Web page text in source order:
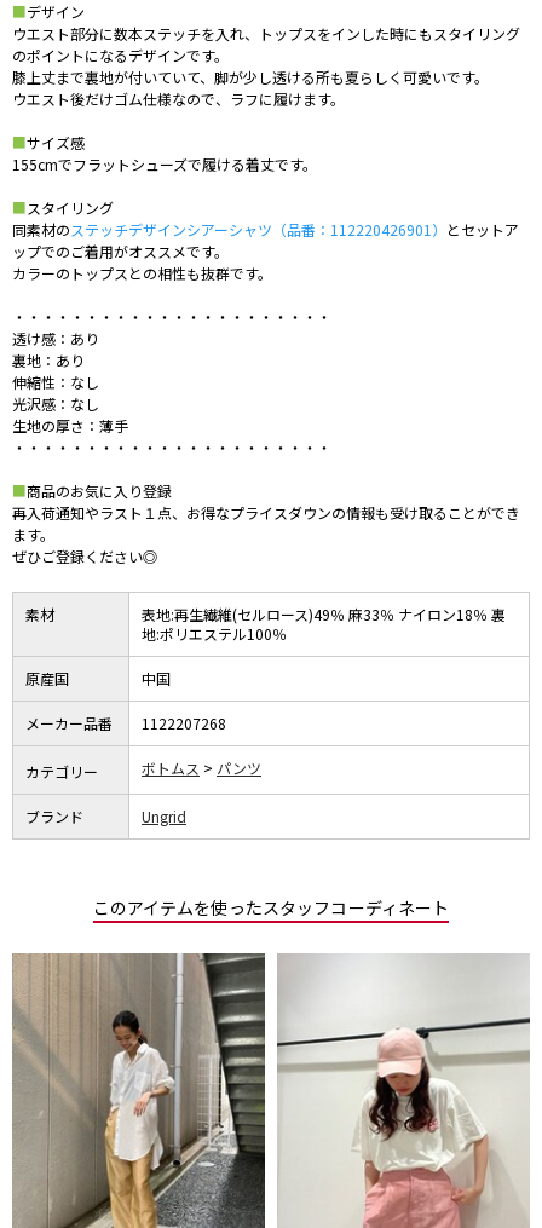
■デザイン
ウエスト部分に数本ステッチを入れ、トップスをインした時にもスタイリング
のポイントになるデザインです。
膝上丈まで裏地が付いていて、脚が少し透ける所も夏らしく可愛いです。
ウエスト後だけゴム仕様なので、ラフに履けます。
■サイズ感
155cmでフラットシューズで履ける着丈です。
■スタイリング
同素材のステッチデザインシアーシャツ（品番：112220426901） とセットア
ップでのご着用がオススメです。
カラーのトップスとの相性も抜群です。
・・・・・・・・・・・・・・・・・・・・・・
透け感：あり
裏地：あり
伸縮性：なし
光沢感：なし
生地の厚さ：薄手
・・・・・・・・・・・・・・・・・・・・・・
■商品のお気に入り登録
再入荷通知やラスト１点、お得なプライスダウンの情報も受け取ることができ
ます。
ぜひご登録ください◎
素材
表地:再生繊維(セルロース)49％ 麻33％ ナイロン18％ 裏
地:ポリエステル100％
原産国 中国
メーカー品番 1122207268
カテゴリー ボトムス パンツ
ブランド Ungrid
このアイテムを使ったスタッフコーディネート